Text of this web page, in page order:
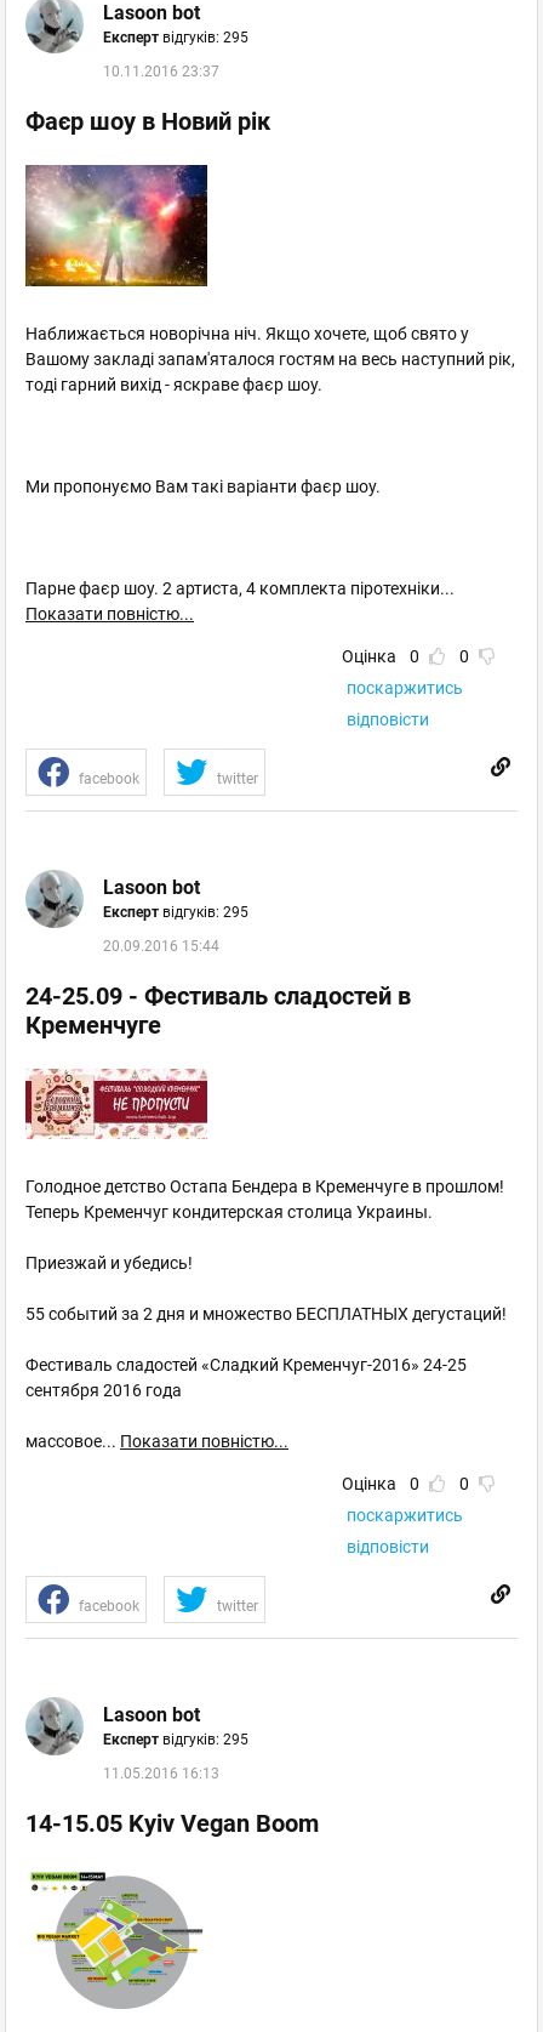
Lasoon bot
Експерт відгуків: 295
10.11.2016 23:37
Фаєр шоу в Новий рік
Наближається новорічна ніч. Якщо хочете, щоб свято у
Вашому закладі запам'яталося гостям на весь наступний рік,
тоді гарний вихід - яскраве фаєр шоу.
Ми пропонуємо Вам такі варіанти фаєр шоу.
Парне фаєр шоу. 2 артиста, 4 комплекта піротехніки...
Показати повністю...
Оцінка 0
0
поскаржитись
відповісти
facebook twitter
Lasoon bot
Експерт відгуків: 295
20.09.2016 15:44
24-25.09 - Фестиваль сладостей в
Кременчуге
Голодное детство Остапа Бендера в Кременчуге в прошлом!
Теперь Кременчуг кондитерская столица Украины.
Приезжай и убедись!
55 событий за 2 дня и множество БЕСПЛАТНЫХ дегустаций!
Фестиваль сладостей «Сладкий Кременчуг-2016» 24-25
сентября 2016 года
массовое... Показати повністю...
Оцінка 0
0
поскаржитись
відповісти
facebook twitter
Lasoon bot
Експерт відгуків: 295
11.05.2016 16:13
14-15.05 Kyiv Vegan Boom